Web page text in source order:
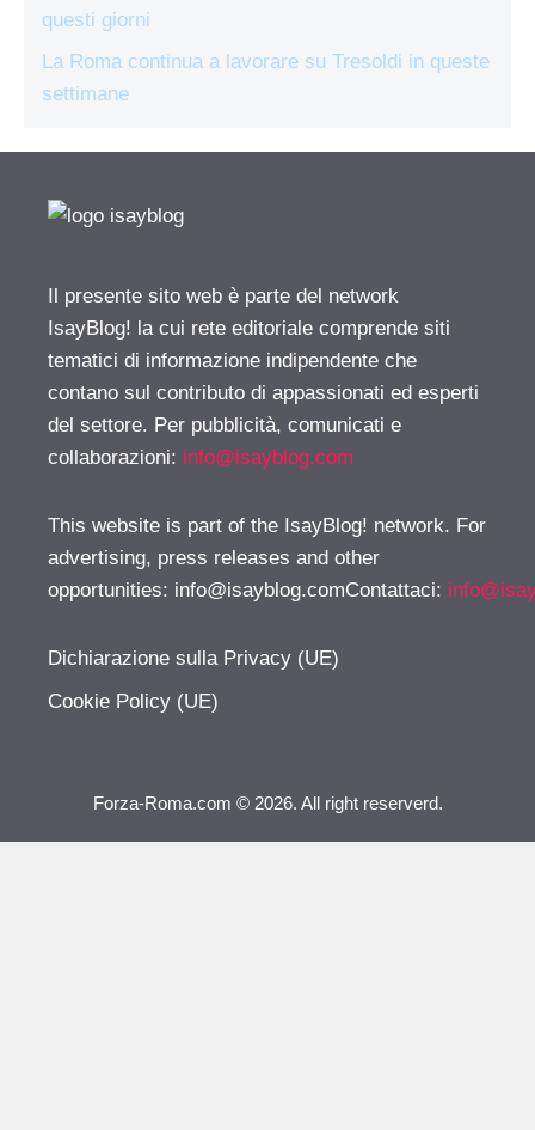
questi giorni
La Roma continua a lavorare su Tresoldi in queste
settimane
Il presente sito web è parte del network
IsayBlog! la cui rete editoriale comprende siti
tematici di informazione indipendente che
contano sul contributo di appassionati ed esperti
del settore. Per pubblicità, comunicati e
collaborazioni: info@isayblog.com
This website is part of the IsayBlog! network. For
advertising, press releases and other
opportunities: info@isayblog.comContattaci:
Dichiarazione sulla Privacy (UE)
Cookie Policy (UE)
Forza-Roma.com © 2026. All right reserverd.